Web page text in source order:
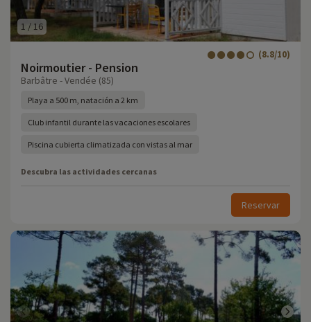
1 / 16
Noirmoutier - Pension
(8.8/10)
Barbâtre - Vendée (85)
Playa a 500 m, natación a 2 km
Club infantil durante las vacaciones escolares
Piscina cubierta climatizada con vistas al mar
Descubra las actividades cercanas
Reservar